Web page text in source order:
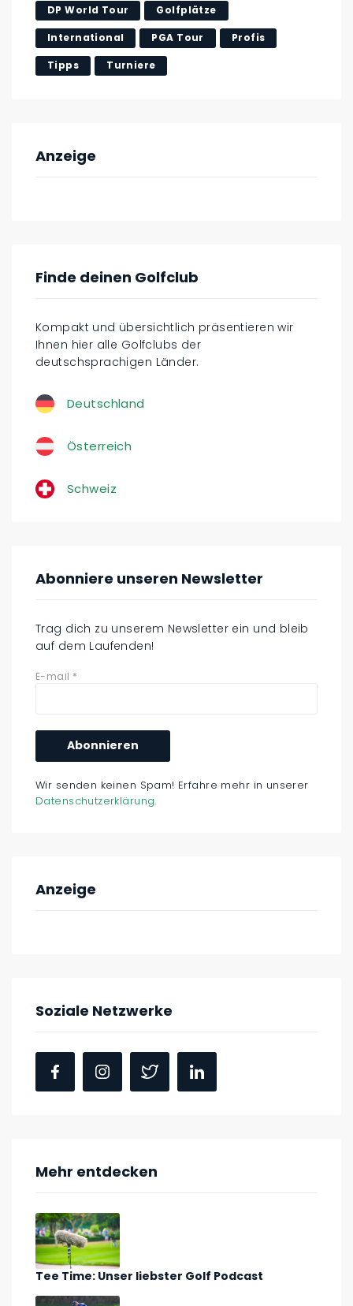
DP World Tour Golfplätze
International PGA Tour Profis
Tipps Turniere
Anzeige
Finde deinen Golfclub
Kompakt und übersichtlich präsentieren wir
Ihnen hier alle Golfclubs der
deutschsprachigen Länder.
Deutschland
Österreich
Schweiz
Abonniere unseren Newsletter
Trag dich zu unserem Newsletter ein und bleib
auf dem Laufenden!
E-mail *
Wir senden keinen Spam! Erfahre mehr in unserer
Datenschutzerklärung.
Anzeige
Soziale Netzwerke
Mehr entdecken
Tee Time: Unser liebster Golf Podcast